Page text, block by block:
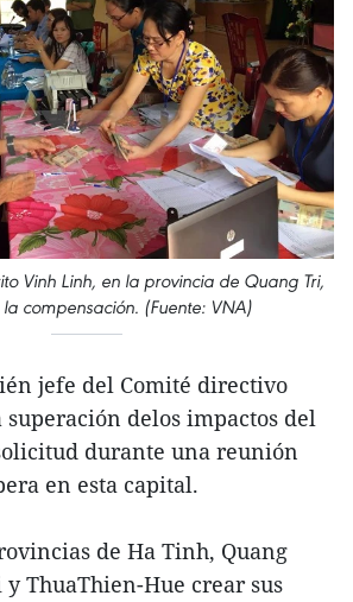
Vinh Linh, en la provincia de Quang Tri,
compensación. (Fuente: VNA)
jefe del Comité directivo
superación delos impactos del
durante una reunión
en esta capital.
de Ha Tinh, Quang
ThuaThien-Hue crear sus